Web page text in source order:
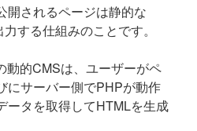
開されるページは静的な
する仕組みのことです。
動的CMSは、ユーザーがペ
にサーバー側でPHPが動作
ータを取得してHTMLを生成